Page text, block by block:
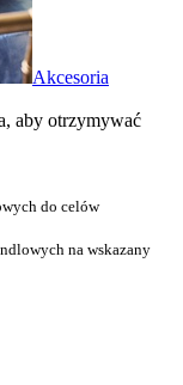
Akcesoria
aby otrzymywać
do celów
na wskazany